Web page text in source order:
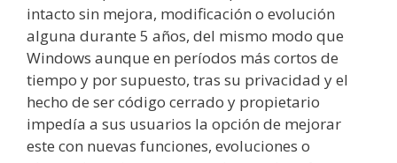
intacto sin mejora, modificación o evolución
alguna durante 5 años, del mismo modo que
Windows aunque en períodos más cortos de
tiempo y por supuesto, tras su privacidad y el
hecho de ser código cerrado y propietario
impedía a sus usuarios la opción de mejorar
este con nuevas funciones, evoluciones o